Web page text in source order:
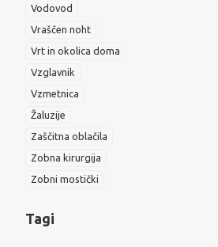
Vodovod
Vraščen noht
Vrt in okolica doma
Vzglavnik
Vzmetnica
Žaluzije
Zaščitna oblačila
Zobna kirurgija
Zobni mostički
Tagi